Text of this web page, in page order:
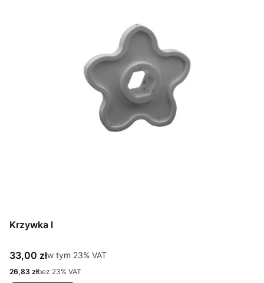
Krzywka I
Cena brutto
33,00 złw tym %s VAT
w tym 23% VAT
Cena netto
26,83 złbez 23% VAT